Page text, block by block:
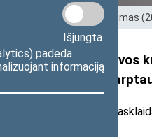
Išjungta
padeda
informaciją
kadencijos > XIII Seimas
sąjungos-Lietuvos
kreipsis į
11 d. pranešimas